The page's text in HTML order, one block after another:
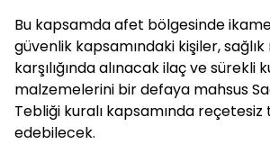
Bu kapsamda afet bölgesinde
güvenlik kapsamındaki kişiler,
karşılığında alınacak ilaç ve sürekli
malzemelerini bir defaya mahsus
Tebliği kuralı kapsamında
edebilecek.